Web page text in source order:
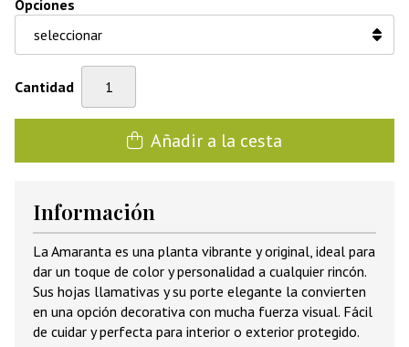
Opciones
Cantidad
Añadir a la cesta
Información
La Amaranta es una planta vibrante y original, ideal para
dar un toque de color y personalidad a cualquier rincón.
Sus hojas llamativas y su porte elegante la convierten
en una opción decorativa con mucha fuerza visual. Fácil
de cuidar y perfecta para interior o exterior protegido.